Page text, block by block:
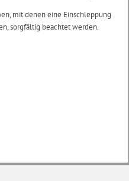
mit denen eine Einschleppung
sorgfältig beachtet werden.